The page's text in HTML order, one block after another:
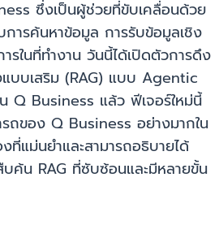
ซึ่งเป็นผู้ช่วยที่ขับเคลื่อนด้วย
การค้นหาข้อมูล การรับข้อมูลเชิง
รในที่ทำงาน วันนี้ได้เปิดตัวการดึง
บบเสริม (RAG) แบบ Agentic
Q Business แล้ว ฟีเจอร์ใหม่นี้
ถของ Q Business อย่างมากใน
ที่แม่นยำและสามารถอธิบายได้
ค้น RAG ที่ซับซ้อนและมีหลายขั้น